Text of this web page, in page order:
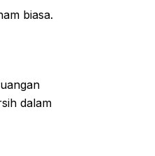
biasa.
dalam